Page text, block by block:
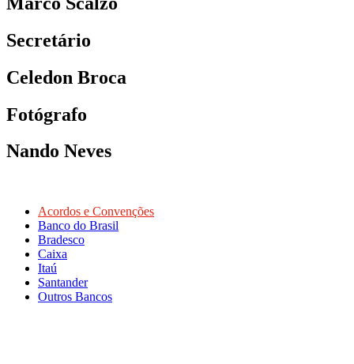
Secretário
Celedon Broca
Fotógrafo
Nando Neves
Acordos e Convenções
Banco do Brasil
Bradesco
Caixa
Itaú
Santander
Outros Bancos